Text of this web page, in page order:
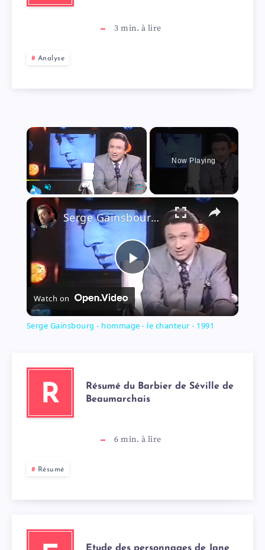
3 min. à lire
Analyse
×
Play Unmute
Now Playing
×
P
l
y
Serge Gainsbourg - hommage - le chanteur - 1991
Watch on
Serge Gainsbourg - hommage - le chanteur - 1991
R
Résumé du Barbier de Séville de
Beaumarchais
6 min. à lire
Résumé